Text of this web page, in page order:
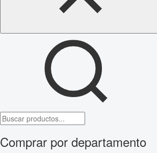
Comprar por departamento